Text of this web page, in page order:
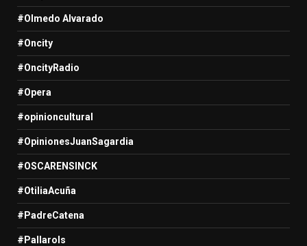
#Olmedo Alvarado
#Oncity
#OncityRadio
#Opera
#opinioncultural
#OpinionesJuanSagardia
#OSCARENSINCK
#OtiliaAcuña
#PadreCatena
#Pallarols